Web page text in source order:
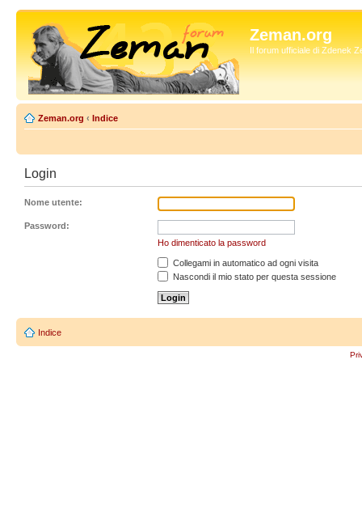
Zeman.org
Il forum ufficiale di Zdenek
Zeman.org ‹ Indice
Login
Nome utente:
Password:
Ho dimenticato la password
Collegami in automatico ad ogni visita
Nascondi il mio stato per questa sessione
Indice